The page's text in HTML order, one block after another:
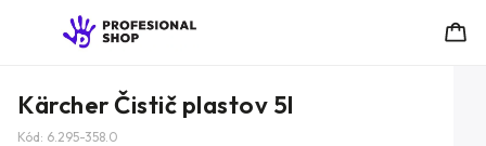
Kärcher Čistič plastov 5l
Kód: 6.295-358.0